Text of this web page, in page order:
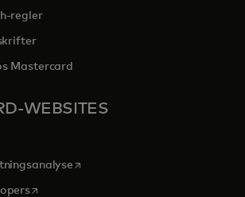
regler
Mastercard
WEBSITES
in a new tab
opens in a new tab
opens in a new tab